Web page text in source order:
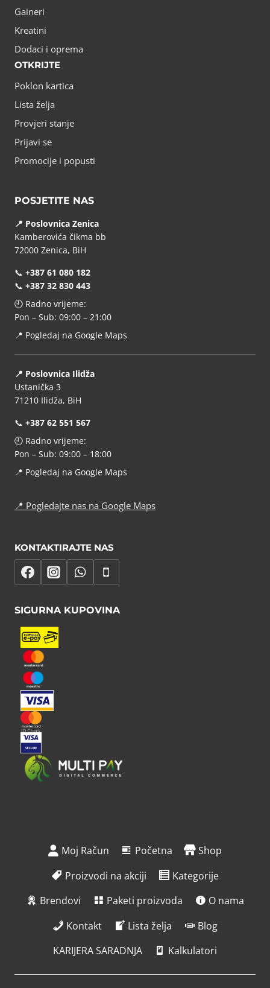
Gaineri
Kreatini
Dodaci i oprema
OTKRIJTE
Poklon kartica
Lista želja
Provjeri stanje
Prijavi se
Promocije i popusti
POSJETITE NAS
📍 Poslovnica Zenica
Kamberovića čikma bb
72000 Zenica, BiH
📞 +387 61 080 182
📞 +387 32 830 443
🕘 Radno vrijeme:
Pon – Sub: 09:00 – 21:00
📍 Pogledaj na Google Maps
📍 Poslovnica Ilidža
Ustanička 3
71210 Ilidža, BiH
📞 +387 62 551 567
🕘 Radno vrijeme:
Pon – Sub: 09:00 – 18:00
📍 Pogledaj na Google Maps
📍 Pogledajte nas na Google Maps
KONTAKTIRAJTE NAS
SIGURNA KUPOVINA
Moj Račun Početna
Shop
Proizvodi na akciji
Kategorije
Brendovi
Paketi proizvoda
O nama
Kontakt
Lista želja
Blog
KARIJERA SARADNJA
Kalkulatori